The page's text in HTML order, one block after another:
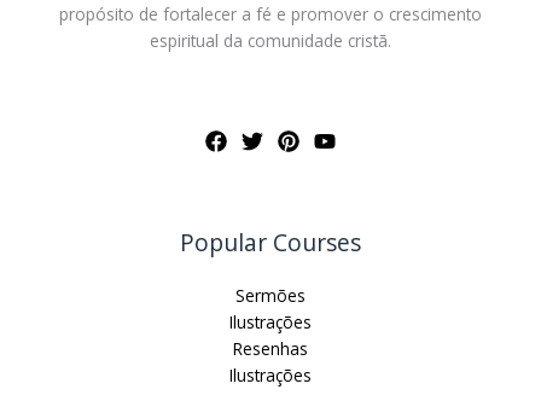
propósito de fortalecer a fé e promover o crescimento
espiritual da comunidade cristã.
Popular Courses
Sermões
Ilustrações
Resenhas
Ilustrações